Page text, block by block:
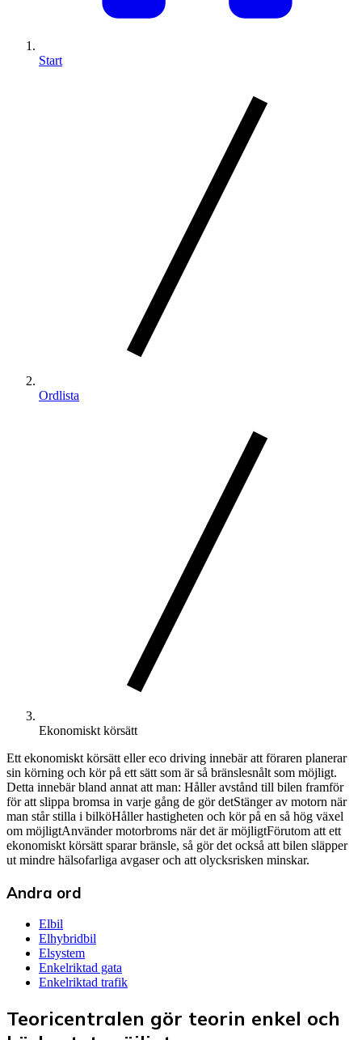
Start
Ordlista
Ekonomiskt körsätt
Ett ekonomiskt körsätt eller eco driving innebär att föraren planerar
sin körning och kör på ett sätt som är så bränslesnålt som möjligt.
Detta innebär bland annat att man: Håller avstånd till bilen framför
för att slippa bromsa in varje gång de gör detStänger av motorn när
man står stilla i bilköHåller hastigheten och kör på en så hög växel
om möjligtAnvänder motorbroms när det är möjligtFörutom att ett
ekonomiskt körsätt sparar bränsle, så gör det också att bilen släpper
ut mindre hälsofarliga avgaser och att olycksrisken minskar.
Andra ord
Elbil
Elhybridbil
Elsystem
Enkelriktad gata
Enkelriktad trafik
Teoricentralen gör teorin enkel och